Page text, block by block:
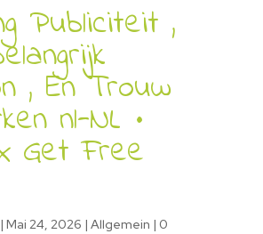
Publiciteit ,
, En Trouw
nl-NL •
Get Free
| Mai 24, 2026 | Allgemein | 0